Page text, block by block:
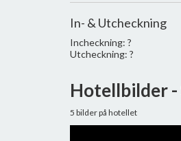
In- & Utcheckning
Incheckning: ?
Utcheckning: ?
Hotellbilder -
5 bilder på hotellet